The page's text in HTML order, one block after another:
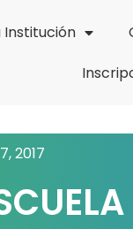
Institución
2017